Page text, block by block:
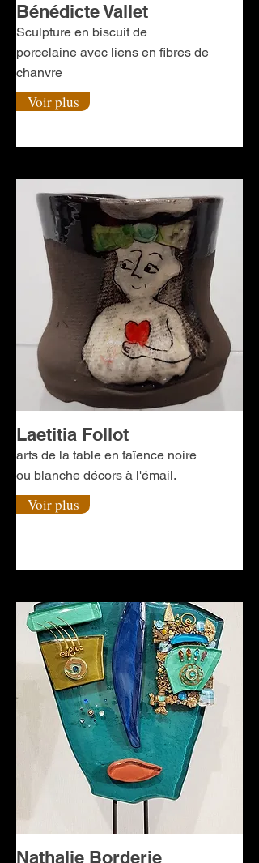
Bénédicte Vallet
Sculpture en biscuit de
porcelaine avec liens en fibres de
chanvre
Voir plus
Laetitia Follot
arts de la table en faïence noire
ou blanche décors à l'émail.
Voir plus
Nathalie Borderie